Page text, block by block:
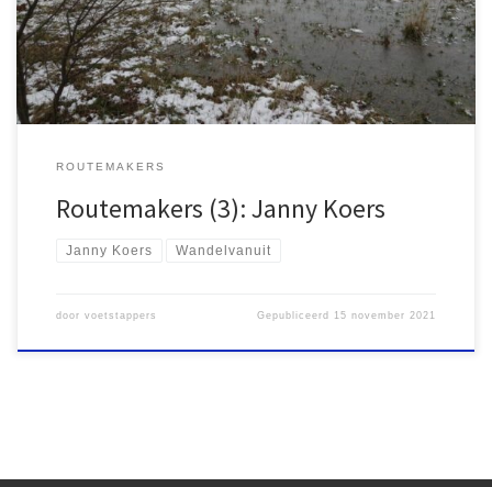
noorden van het land, maar inmiddels verkent ze ook elders […]
ROUTEMAKERS
Routemakers (3): Janny Koers
Janny Koers Wandelvanuit
door voetstappers Gepubliceerd 15 november 2021